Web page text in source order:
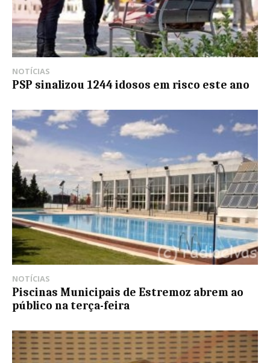
NOTÍCIAS
PSP sinalizou 1244 idosos em risco este ano
NOTÍCIAS
Piscinas Municipais de Estremoz abrem ao
público na terça-feira